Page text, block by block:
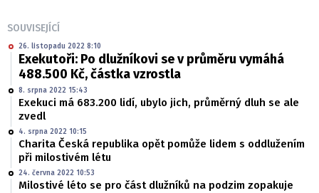
SOUVISEJÍCÍ
26. listopadu 2022 8:10
Exekutoři: Po dlužníkovi se v průměru vymáhá
488.500 Kč, částka vzrostla
8. srpna 2022 15:43
Exekuci má 683.200 lidí, ubylo jich, průměrný dluh se ale
zvedl
4. srpna 2022 10:15
Charita Česká republika opět pomůže lidem s oddlužením
při milostivém létu
24. června 2022 10:53
Milostivé léto se pro část dlužníků na podzim zopakuje